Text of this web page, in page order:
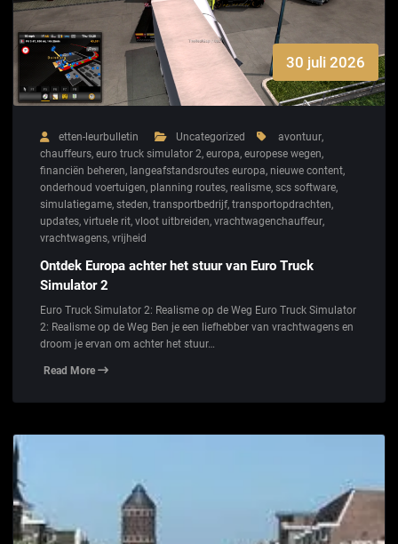
30 juli 2026
etten-leurbulletin Uncategorized avontuur,
chauffeurs, euro truck simulator 2, europa, europese wegen,
financiën beheren, langeafstandsroutes europa, nieuwe content,
onderhoud voertuigen, planning routes, realisme, scs software,
simulatiegame, steden, transportbedrijf, transportopdrachten,
updates, virtuele rit, vloot uitbreiden, vrachtwagenchauffeur,
vrachtwagens, vrijheid
Ontdek Europa achter het stuur van Euro Truck
Simulator 2
Euro Truck Simulator 2: Realisme op de Weg Euro Truck Simulator
2: Realisme op de Weg Ben je een liefhebber van vrachtwagens en
droom je ervan om achter het stuur…
Read More